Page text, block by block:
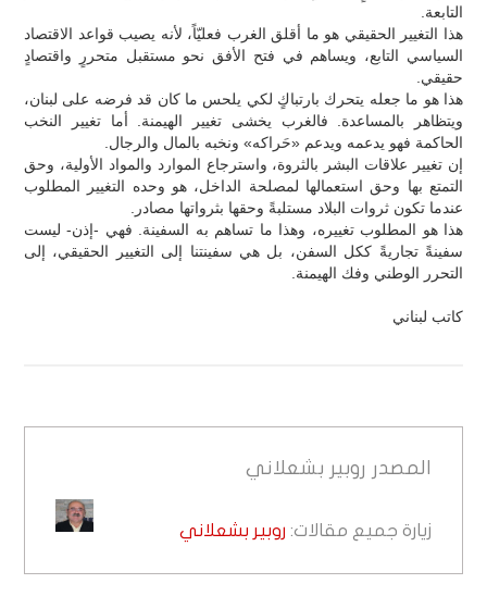
التابعة.
هذا التغيير الحقيقي هو ما أقلق الغرب فعليّاً، لأنه يصيب قواعد الاقتصاد
السياسي التابع، ويساهم في فتح الأفق نحو مستقبل متحررٍ واقتصادٍ
حقيقي.
هذا هو ما جعله يتحرك بارتباكٍ لكي يلحس ما كان قد فرضه على لبنان،
ويتظاهر بالمساعدة. فالغرب يخشى تغيير الهيمنة. أما تغيير النخب
الحاكمة فهو يدعمه ويدعم «حَراكه» ونخبه بالمال والرجال.
إن تغيير علاقات البشر بالثروة، واسترجاع الموارد والمواد الأولية، وحق
التمتع بها وحق استعمالها لمصلحة الداخل، هو وحده التغيير المطلوب
عندما تكون ثروات البلاد مستلبةً وحقها بثرواتها مصادر.
هذا هو المطلوب تغييره، وهذا ما تساهم به السفينة. فهي -إذن- ليست
سفينةً تجاريةً ككل السفن، بل هي سفينتنا إلى التغيير الحقيقي، إلى
التحرر الوطني وفك الهيمنة.
كاتب لبناني
المصدر روبير بشعلاني
زيارة جميع مقالات: روبير بشعلاني